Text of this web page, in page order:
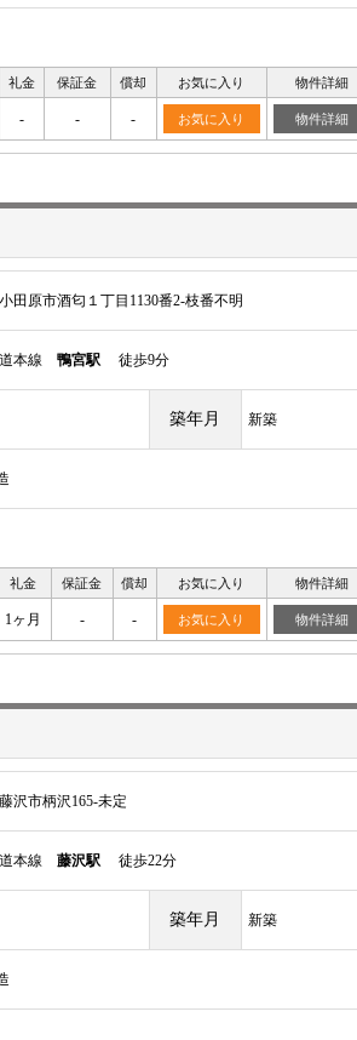
礼金 保証金 償却 お気に入り 物件詳細
- - - お気に入り 物件詳細
田原市酒匂１丁目1130番2-枝番不明
道本線 鴨宮駅徒歩9分
築年月 新築
礼金 保証金 償却 お気に入り 物件詳細
1ヶ月 - - お気に入り 物件詳細
沢市柄沢165-未定
道本線 藤沢駅徒歩22分
築年月 新築